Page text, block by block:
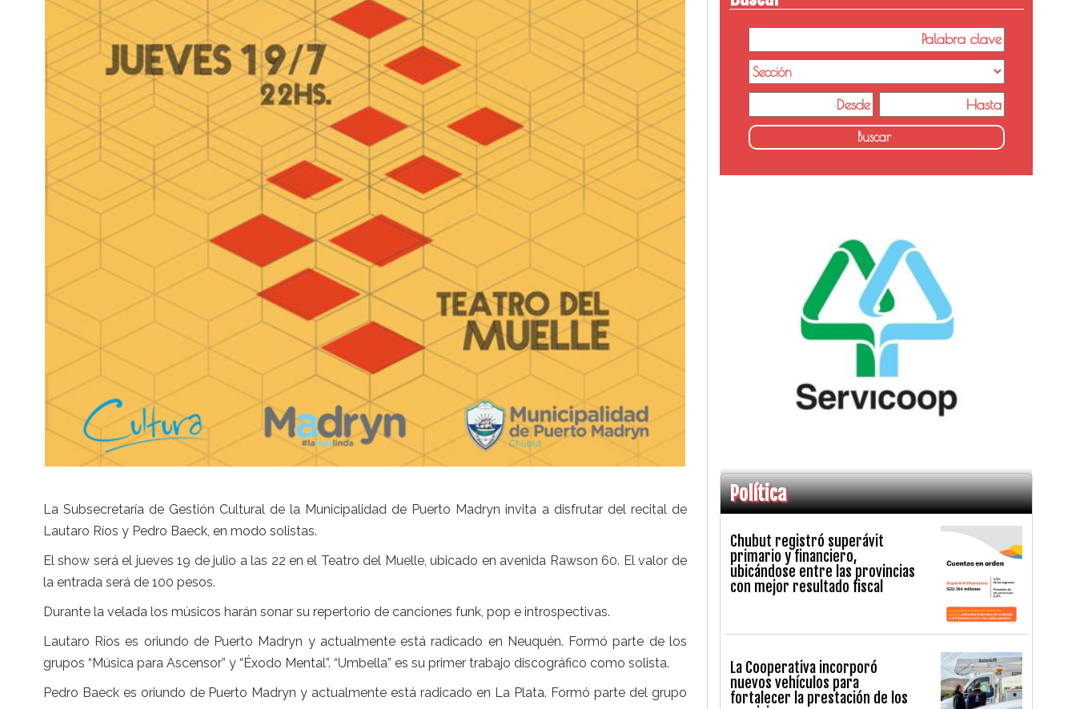
La Subsecretaría de Gestión Cultural de la Municipalidad de Puerto Madryn invita a disfrutar del recital de
Lautaro Ríos y Pedro Baeck, en modo solistas.
El show será el jueves 19 de julio a las 22 en el Teatro del Muelle, ubicado en avenida Rawson 60. El valor de
la entrada será de 100 pesos.
Durante la velada los músicos harán sonar su repertorio de canciones funk, pop e introspectivas.
Lautaro Ríos es oriundo de Puerto Madryn y actualmente está radicado en Neuquén. Formó parte de los
grupos “Música para Ascensor” y “Éxodo Mental”. “Umbella” es su primer trabajo discográfico como solista.
Pedro Baeck es oriundo de Puerto Madryn y actualmente está radicado en La Plata. Formó parte del grupo
Política
Chubut registró superávit
primario y financiero,
ubicándose entre las provincias
con mejor resultado fiscal
La Cooperativa incorporó
nuevos vehículos para
fortalecer la prestación de los